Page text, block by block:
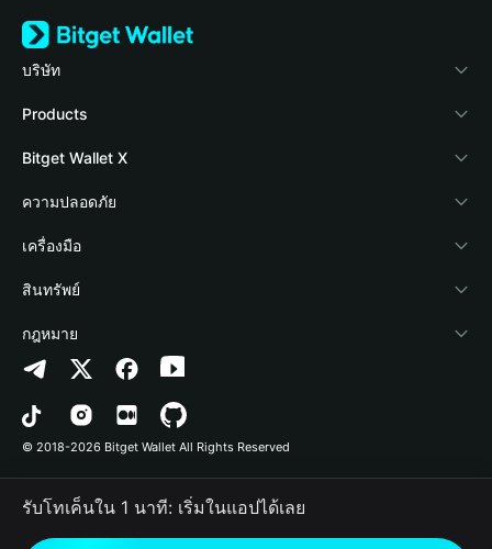
บริษัท
เกี่ยวกับ Bitget Wallet
Blog
Academy
ข่าวสารด้านคริปโต
ศูนย์ช่วยเหลือ
ติดต่อเรา
ทรัพยากรข้อมูลของแบรนด์
อาชีพ
Products
Crypto Card
Stablecoin Earn
Payfi Crypto
Crypto Swap API
Altcoin Season Index
Prediction Markets
DApp
RWA
Bitget Wallet X
นักพัฒนา
เชื่อมต่อ Wallet
Bitget Wallet Pay
ลิสต์โปรเจกต์
ความปลอดภัย
Protection Fund
เทคโนโลยีความปลอดภัย
เครื่องมือ
ซื้อคริปโต
การตรวจจับการอนุญาต
การตรวจจับสัญญา
การโอนเป็นชุด
สินทรัพย์
Arbitrum
Avalanche
Bitcoin
Polygon
กฎหมาย
นโยบายความเป็นส่วนตัว
ข้อตกลงในการใช้บริการ
© 2018-2026 Bitget Wallet All Rights Reserved
รับโทเค็นใน 1 นาที: เริ่มในแอปได้เลย